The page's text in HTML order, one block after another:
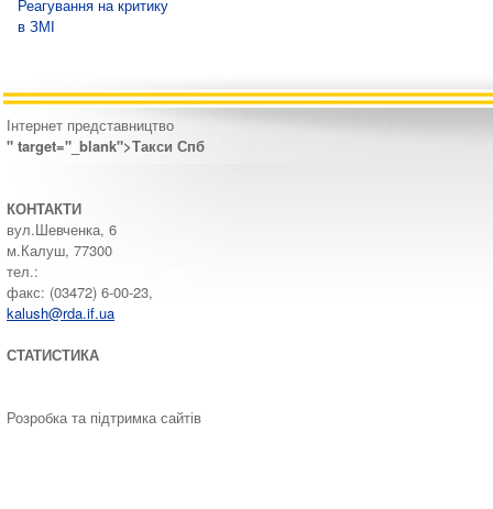
Реагування на критику
в ЗМІ
Інтернет представництво
" target="_blank">Такси Спб
КОНТАКТИ
вул.Шевченка, 6
м.Калуш, 77300
тел.:
факс: (03472) 6-00-23,
kalush@rda.if.ua
СТАТИСТИКА
Розробка та підтримка сайтів